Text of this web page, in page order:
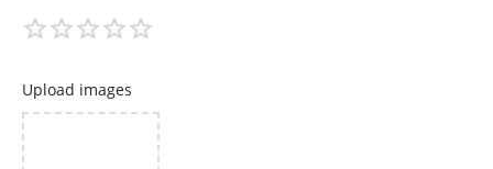
Upload images